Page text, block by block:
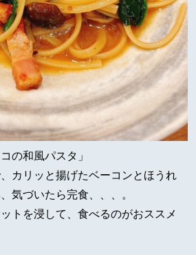
の和風パスタ」
カリッと揚げたベーコンとほうれ
気づいたら完食、、、。
トを浸して、食べるのがおススメ